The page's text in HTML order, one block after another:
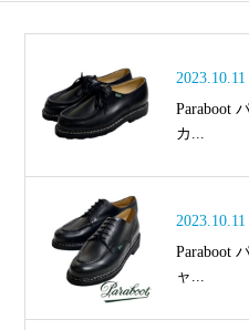
2023.10.11
Paraboot
カ...
2023.10.11
Paraboot
ャ...